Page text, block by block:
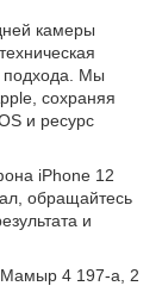
камеры
подхода. Мы
сохраняя
и ресурс
iPhone 12
обращайтесь
и
Мамыр 4 197-а, 2